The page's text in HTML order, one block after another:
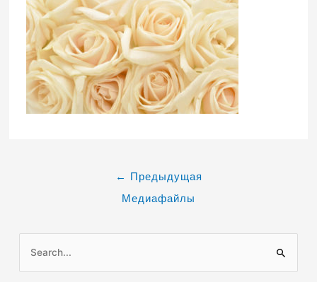
←
Предыдущая
Медиафайлы
о